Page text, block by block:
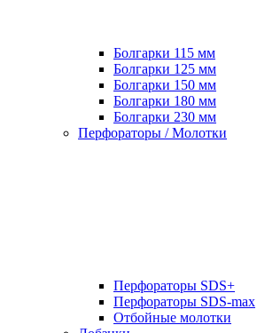
Болгарки 115 мм
Болгарки 125 мм
Болгарки 150 мм
Болгарки 180 мм
Болгарки 230 мм
Перфораторы / Молотки
Перфораторы SDS+
Перфораторы SDS-max
Отбойные молотки